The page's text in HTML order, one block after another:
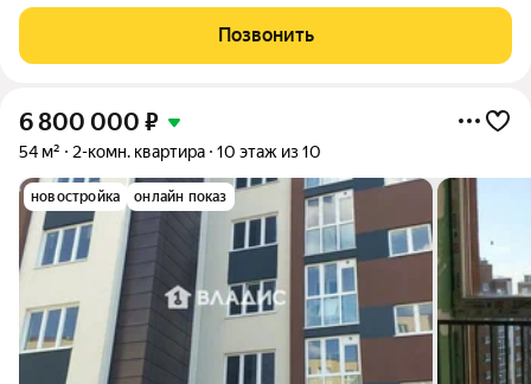
выгодной цене в Калининграде Отличная локация. Близость к
центру города и развитая
Позвонить
6 800 000 ₽
54 м² 2-комн. квартира 10 этаж из 10
новостройка онлайн показ